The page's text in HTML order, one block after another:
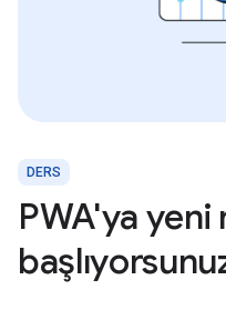
DERS
PWA'ya yeni